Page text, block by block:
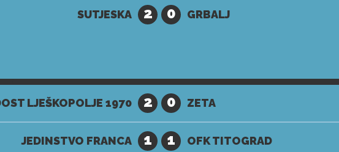
SUTJESKA 2 0 GRBALJ
LJEŠKOPOLJE 1970 2 0 ZETA
JEDINSTVO FRANCA 1 1 OFK TITOGRAD